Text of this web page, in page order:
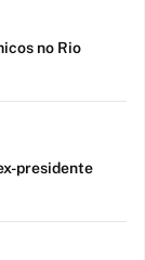
no Rio
presidente